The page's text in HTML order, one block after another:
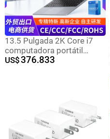
13.5 Pulgada 2K Core i7
computadora portátil
juegos de oficina delgada
US$376.833